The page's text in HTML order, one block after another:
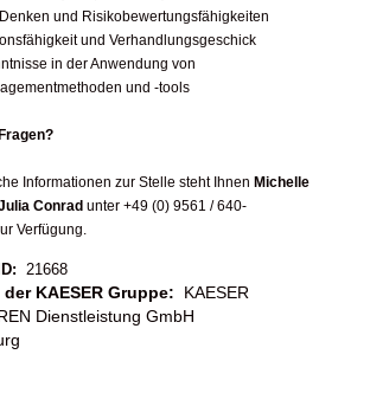
und Risikobewertungsfähigkeiten
und Verhandlungsgeschick
in der Anwendung von
und -tools
Informationen zur Stelle steht Ihnen Michelle
Conrad unter +49 (0) 9561 / 640-
Verfügung.
21668
KAESER Gruppe: KAESER
Dienstleistung GmbH